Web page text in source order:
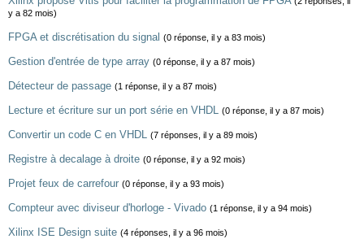
y a 82 mois)
FPGA et discrétisation du signal (0 réponse, il y a 83 mois)
Gestion d'entrée de type array (0 réponse, il y a 87 mois)
Détecteur de passage (1 réponse, il y a 87 mois)
Lecture et écriture sur un port série en VHDL (0 réponse, il y a 87 mois)
Convertir un code C en VHDL (7 réponses, il y a 89 mois)
Registre à decalage à droite (0 réponse, il y a 92 mois)
Projet feux de carrefour (0 réponse, il y a 93 mois)
Compteur avec diviseur d'horloge - Vivado (1 réponse, il y a 94 mois)
Xilinx ISE Design suite (4 réponses, il y a 96 mois)